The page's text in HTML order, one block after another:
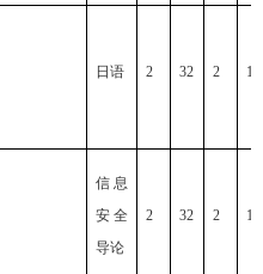
日语 2 32 2 1
信息
安全
导论
2 32 2 1